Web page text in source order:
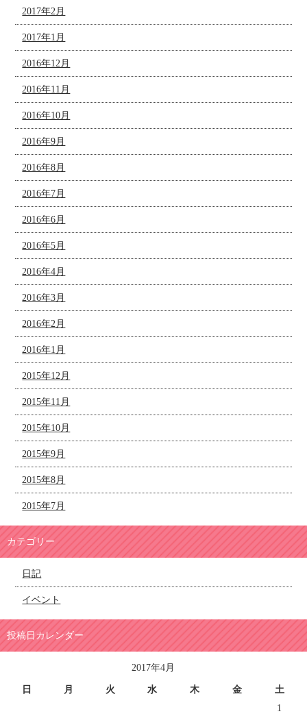
2017年2月
2017年1月
2016年12月
2016年11月
2016年10月
2016年9月
2016年8月
2016年7月
2016年6月
2016年5月
2016年4月
2016年3月
2016年2月
2016年1月
2015年12月
2015年11月
2015年10月
2015年9月
2015年8月
2015年7月
カテゴリー
日記
イベント
投稿日カレンダー
2017年4月
日 月 火 水 木 金
土
1